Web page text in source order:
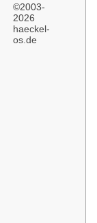
©2003-
2026
haeckel-
os.de